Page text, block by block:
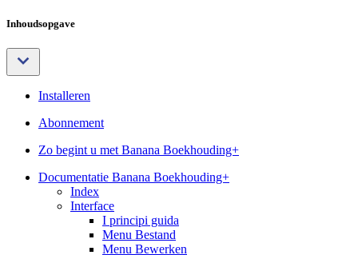
Inhoudsopgave
Installeren
Abonnement
Zo begint u met Banana Boekhouding+
Documentatie Banana Boekhouding+
Index
Interface
I principi guida
Menu Bestand
Menu Bewerken